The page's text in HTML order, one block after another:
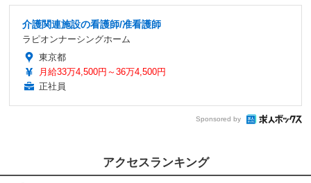
介護関連施設の看護師/准看護師
ラピオンナーシングホーム
東京都
月給33万4,500円～36万4,500円
正社員
Sponsored by
アクセスランキング